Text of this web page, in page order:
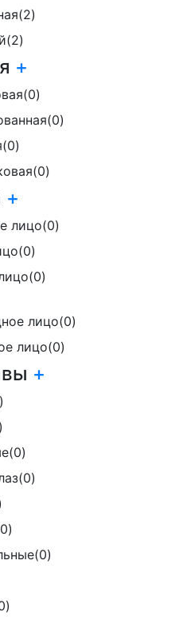
(2)
(2)
+
(0)
(0)
(0)
(0)
+
лицо(0)
(0)
(0)
лицо(0)
лицо(0)
+
(0)
(0)
(0)